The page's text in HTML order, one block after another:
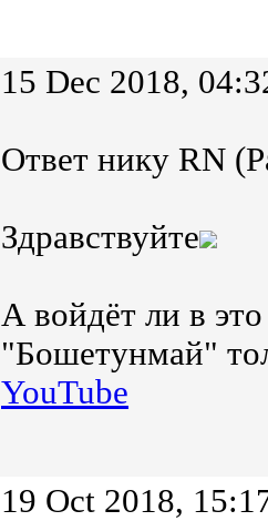
15 Dec 2018,
Ответ нику RN
Здравствуйте
А войдёт ли в
"Бошетунмай"
YouTube
19 Oct 2018,